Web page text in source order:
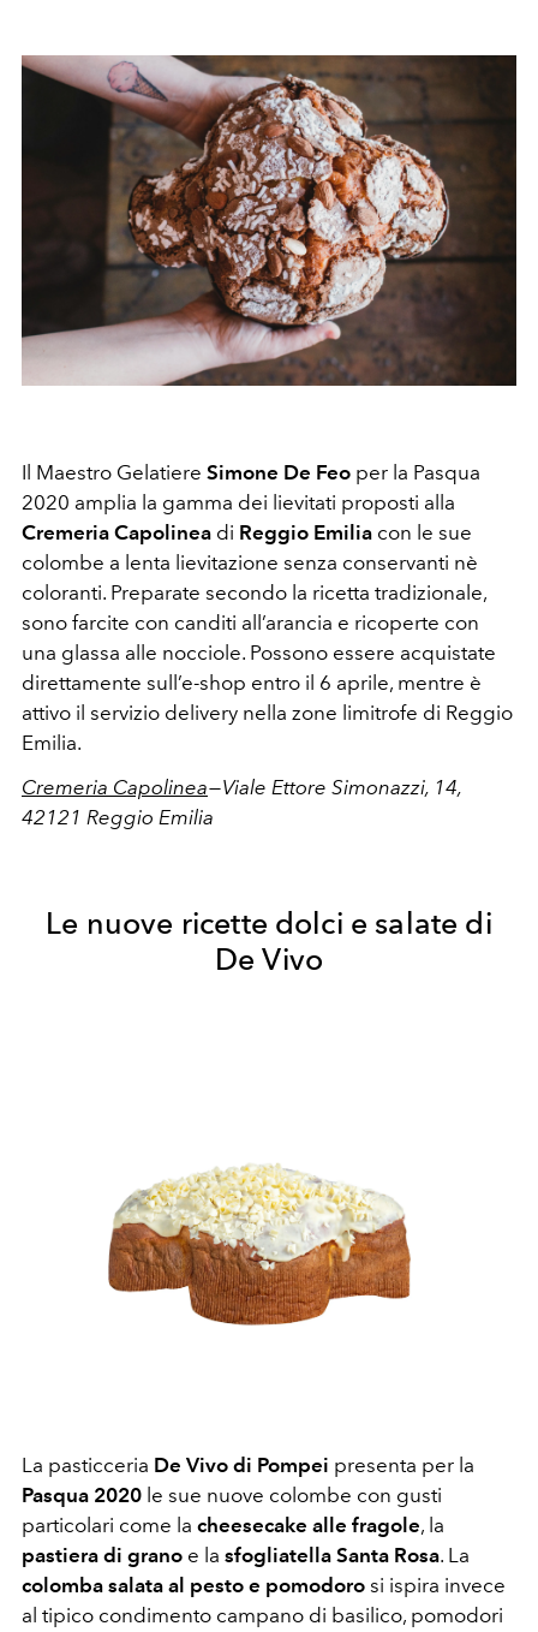
Il Maestro Gelatiere Simone De Feo per la Pasqua
2020 amplia la gamma dei lievitati proposti alla
Cremeria Capolinea di Reggio Emilia con le sue
colombe a lenta lievitazione senza conservanti nè
coloranti. Preparate secondo la ricetta tradizionale,
sono farcite con canditi all’arancia e ricoperte con
una glassa alle nocciole. Possono essere acquistate
direttamente sull’e-shop entro il 6 aprile, mentre è
attivo il servizio delivery nella zone limitrofe di Reggio
Emilia.
Cremeria Capolinea— Viale Ettore Simonazzi, 14,
42121 Reggio Emilia
Le nuove ricette dolci e salate di
De Vivo
La pasticceria De Vivo di Pompei presenta per la
Pasqua 2020 le sue nuove colombe con gusti
particolari come la cheesecake alle fragole, la
pastiera di grano e la sfogliatella Santa Rosa. La
colomba salata al pesto e pomodoro si ispira invece
al tipico condimento campano di basilico, pomodori